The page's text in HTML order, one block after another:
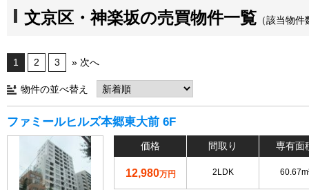
文京区・神楽坂の売買物件一覧 （該当物件
1 2 3 » 次へ
物件の並べ替え
ファミールヒルズ本郷東大前 6F
価格 間取り 専有面
12,980万円 2LDK